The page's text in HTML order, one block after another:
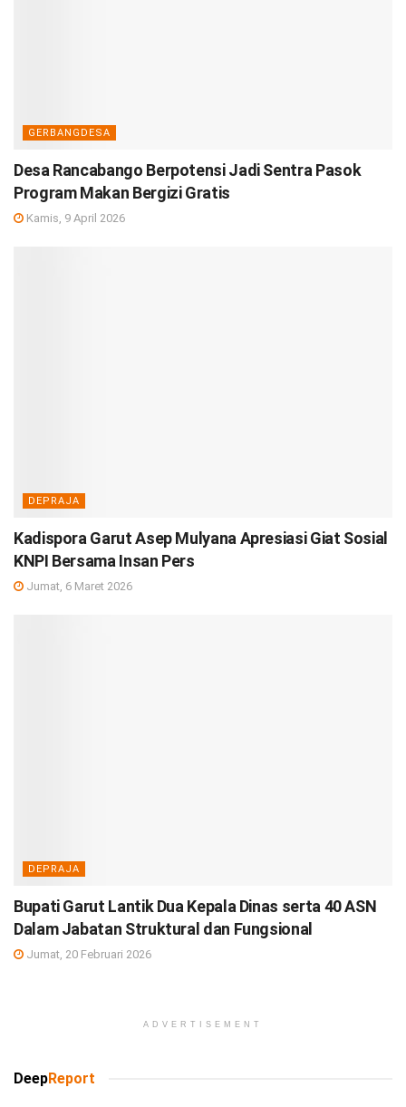
GERBANGDESA
Desa Rancabango Berpotensi Jadi Sentra Pasok
Program Makan Bergizi Gratis
Kamis, 9 April 2026
DEPRAJA
Kadispora Garut Asep Mulyana Apresiasi Giat Sosial
KNPI Bersama Insan Pers
Jumat, 6 Maret 2026
DEPRAJA
Bupati Garut Lantik Dua Kepala Dinas serta 40 ASN
Dalam Jabatan Struktural dan Fungsional
Jumat, 20 Februari 2026
ADVERTISEMENT
DeepReport